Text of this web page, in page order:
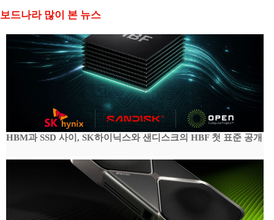
보드나라 많이 본 뉴스
HBM과 SSD 사이, SK하이닉스와 샌디스크의 HBF 첫 표준 공개